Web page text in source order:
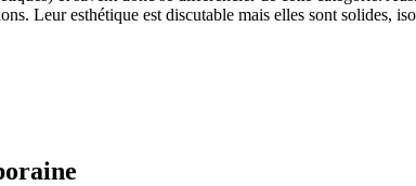
Leur esthétique est discutable mais elles sont solides,